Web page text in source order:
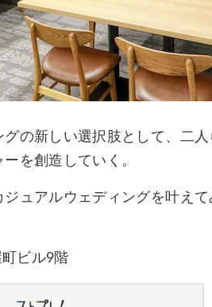
の新しい選択肢として、二
を創造していく。
ュアルウェディングを叶えて
ビル9階